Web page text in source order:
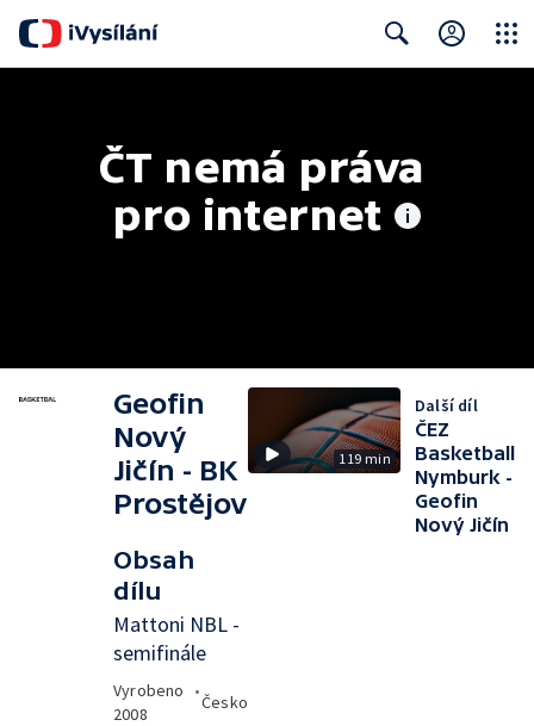
ČT nemá práva
pro internet
Geofin
Nový
Jičín - BK
Prostějov
Obsah
dílu
Mattoni NBL -
semifinále
Vyrobeno
2008
•
Česko
119 min
Další díl
ČEZ
Basketball
Nymburk -
Geofin
Nový Jičín